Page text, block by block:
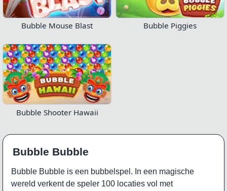
Bubble Mouse Blast Bubble Piggies
Bubble Shooter Hawaii
Bubble Bubble
Bubble Bubble is een bubbelspel. In een magische
wereld verkent de speler 100 locaties vol met